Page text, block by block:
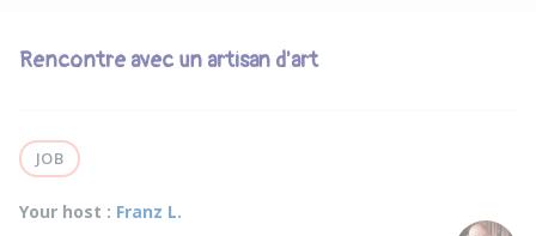
Rencontre avec un artisan d'art
JOB
Your host : Franz L.